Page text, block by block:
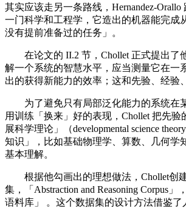
其实应该走另一条路线，Hernandez-
一门科学和工程学，它造出的机器能完成
没有提前准备过的任务」。
在论文的 II.2 节，Chollet 正式提出了
解一个系统的智慧水平，应当测量它在一
出的获得新能力的效率；这和先验、经验
为了避免只有局部泛化能力的系统在
用训练「换来」好的表现，Chollet 把先验
展科学理论」（developmental science
知识」，比如基础物理学、算数、几何学
基本理解。
根据他勾画出的理想做法，Chollet创
集，「Abstraction and Reasoning Corpus
语料库」 。这个数据集的设计方法借鉴了